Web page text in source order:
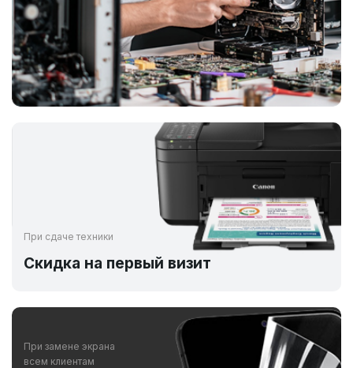
При сдаче техники
Скидка на первый визит
При замене экрана
всем клиентам